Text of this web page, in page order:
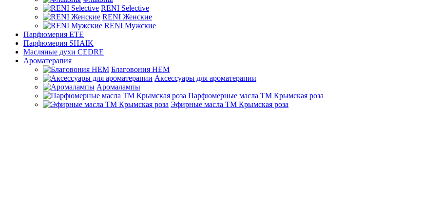
RENI Selective
RENI Женские
RENI Мужские
Парфюмерия ETE
Парфюмерия SHAIK
Масляные духи CEDRE
Ароматерапия
Благовония HEM
Аксессуары для ароматерапии
Аромалампы
Парфюмерные масла ТМ Крымская роза
Эфирные масла ТМ Крымская роза